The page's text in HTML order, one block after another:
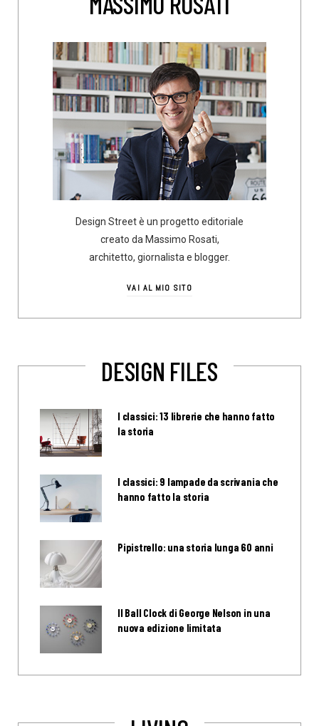
Design Street è un progetto editoriale
creato da Massimo Rosati,
architetto, giornalista e blogger.
VAI AL MIO SITO
DESIGN FILES
I classici: 13 librerie che hanno fatto
la storia
I classici: 9 lampade da scrivania che
hanno fatto la storia
Pipistrello: una storia lunga 60 anni
Il Ball Clock di George Nelson in una
nuova edizione limitata